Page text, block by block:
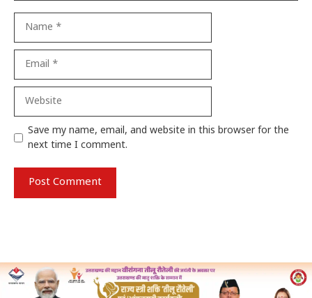
Save my name, email, and website in this browser for the
next time I comment.